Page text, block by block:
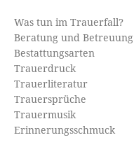
Was tun im Trauerfall?
Beratung und Betreuung
Bestattungsarten
Trauerdruck
Trauerliteratur
Trauersprüche
Trauermusik
Erinnerungsschmuck